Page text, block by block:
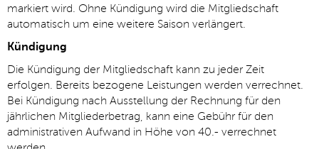
markiert wird. Ohne Kündigung wird die Mitgliedschaft
automatisch um eine weitere Saison verlängert.
Kündigung
Die Kündigung der Mitgliedschaft kann zu jeder Zeit
erfolgen. Bereits bezogene Leistungen werden verrechnet.
Bei Kündigung nach Ausstellung der Rechnung für den
jährlichen Mitgliederbetrag, kann eine Gebühr für den
administrativen Aufwand in Höhe von 40.- verrechnet